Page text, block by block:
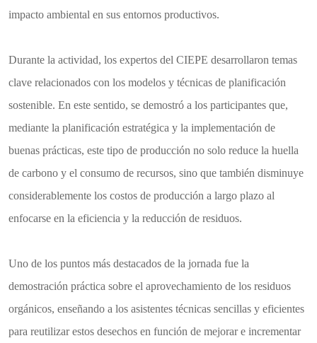
impacto ambiental en sus entornos productivos.
​Durante la actividad, los expertos del CIEPE desarrollaron temas
clave relacionados con los modelos y técnicas de planificación
sostenible. En este sentido, se demostró a los participantes que,
mediante la planificación estratégica y la implementación de
buenas prácticas, este tipo de producción no solo reduce la huella
de carbono y el consumo de recursos, sino que también disminuye
considerablemente los costos de producción a largo plazo al
enfocarse en la eficiencia y la reducción de residuos.
​Uno de los puntos más destacados de la jornada fue la
demostración práctica sobre el aprovechamiento de los residuos
orgánicos, enseñando a los asistentes técnicas sencillas y eficientes
para reutilizar estos desechos en función de mejorar e incrementar